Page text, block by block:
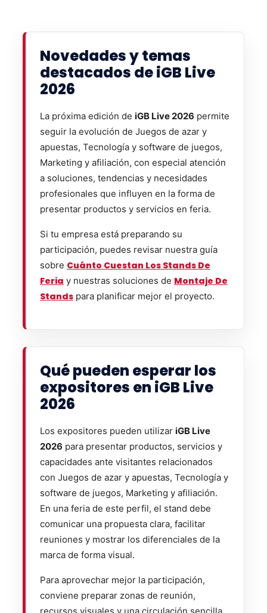
Novedades y temas
destacados de iGB Live
2026
La próxima edición de iGB Live 2026 permite
seguir la evolución de Juegos de azar y
apuestas, Tecnología y software de juegos,
Marketing y afiliación, con especial atención
a soluciones, tendencias y necesidades
profesionales que influyen en la forma de
presentar productos y servicios en feria.
Si tu empresa está preparando su
participación, puedes revisar nuestra guía
sobre Cuánto Cuestan Los Stands De
Feria y nuestras soluciones de Montaje De
Stands para planificar mejor el proyecto.
Qué pueden esperar los
expositores en iGB Live
2026
Los expositores pueden utilizar iGB Live
2026 para presentar productos, servicios y
capacidades ante visitantes relacionados
con Juegos de azar y apuestas, Tecnología y
software de juegos, Marketing y afiliación.
En una feria de este perfil, el stand debe
comunicar una propuesta clara, facilitar
reuniones y mostrar los diferenciales de la
marca de forma visual.
Para aprovechar mejor la participación,
conviene preparar zonas de reunión,
recursos visuales y una circulación sencilla